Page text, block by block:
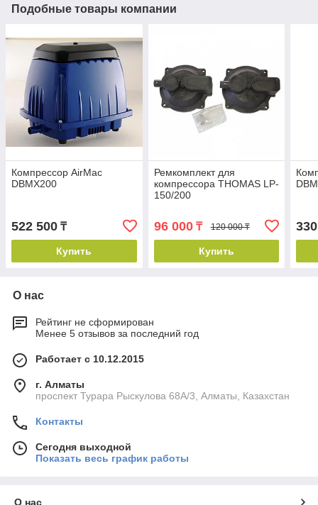
Подобные товары компании
Компрессор AirMac
DBMX200
522 500 ₸
Купить
Ремкомплект для
компрессора THOMAS LP-
150/200
96 000₸ 120 000 ₸
Купить
О нас
Рейтинг не сформирован
Менее 5 отзывов за последний год
Работает с 10.12.2015
г. Алматы
проспект Турара Рыскулова 68А/3, Алматы, Казахстан
Контакты
Сегодня выходной
Показать весь график работы
О нас